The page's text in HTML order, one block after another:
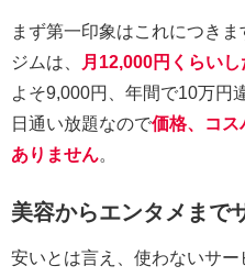
まず第一印象はこれにつき
ジムは、
月12,000円くらい
よそ9,000円、年間で10万
日通い放題なので価格、コス
ありません。
美容からエンタメまで
安いとは言え、使わないサ